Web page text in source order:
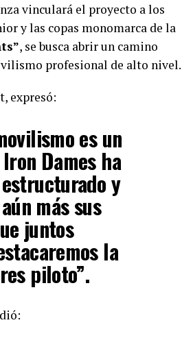
vinculará el proyecto a los
y las copas monomarca de la
, se busca abrir un camino
profesional de alto nivel.
expresó:
es un
Dames ha
y
más sus
juntos
la
piloto”.